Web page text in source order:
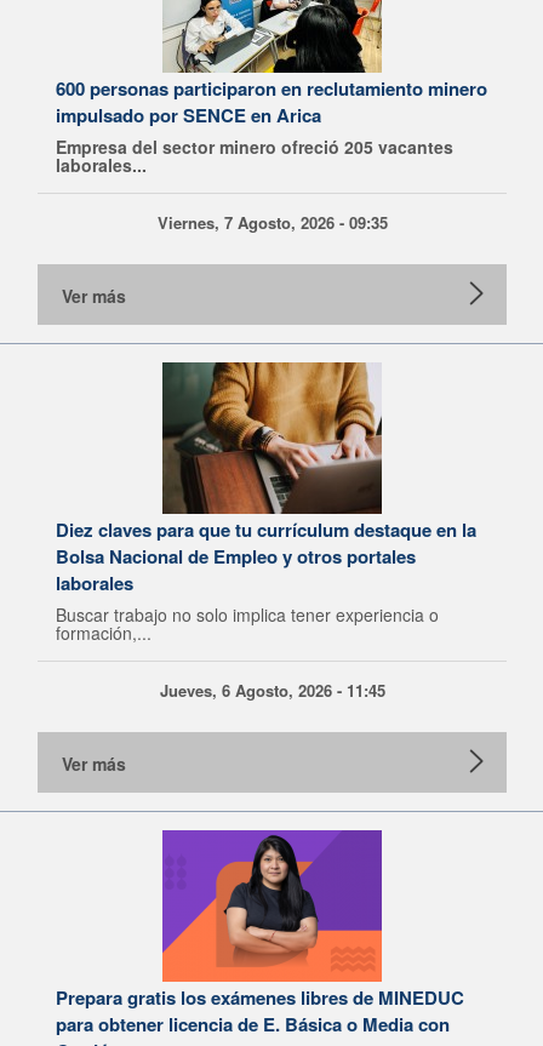
600 personas participaron en reclutamiento minero
impulsado por SENCE en Arica
Empresa del sector minero ofreció 205 vacantes
laborales...
Viernes, 7 Agosto, 2026 - 09:35
Ver más
Diez claves para que tu currículum destaque en la
Bolsa Nacional de Empleo y otros portales
laborales
Buscar trabajo no solo implica tener experiencia o
formación,...
Jueves, 6 Agosto, 2026 - 11:45
Ver más
Prepara gratis los exámenes libres de MINEDUC
para obtener licencia de E. Básica o Media con